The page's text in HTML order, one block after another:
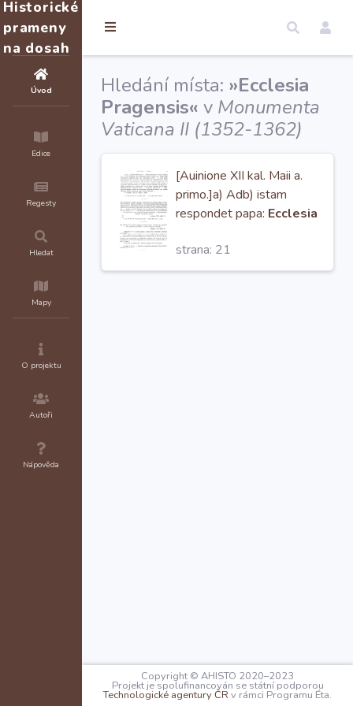
Historické
prameny
na dosah
Úvod
Edice
Regesty
Hledat
Mapy
O projektu
Autoři
Nápověda
Hledání místa: »Ecclesia
Pragensis« v Monumenta
Vaticana II (1352-1362)
[Auinione XII kal. Maii a.
primo.]a) Adb) istam
respondet papa: Ecclesia
onerata. R. Suppl. 23 fol.
137. — a)
strana: 21
Copyright © AHISTO 2020–2023
Projekt je spolufinancován se státní podporou
Technologické agentury ČR v rámci Programu Éta.